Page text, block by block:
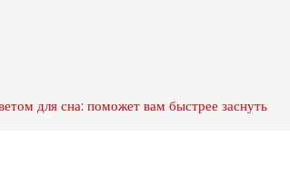
для сна: поможет вам быстрее заснуть